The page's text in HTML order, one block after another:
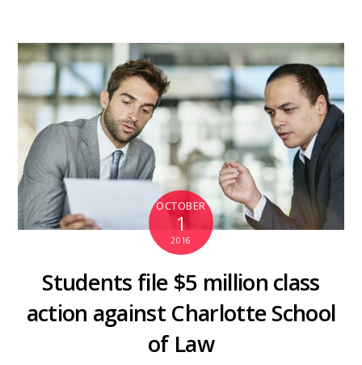
OCTOBER
1
2016
Students file $5 million class
action against Charlotte School
of Law